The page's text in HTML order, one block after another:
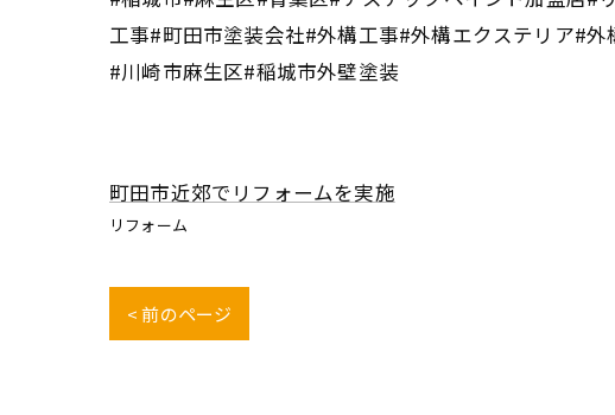
工事#町田市塗装会社#外構工事#外構エクステリア#
#川崎市麻生区#稲城市外壁塗装
町田市近郊でリフォームを実施
リフォーム
< 前のページ